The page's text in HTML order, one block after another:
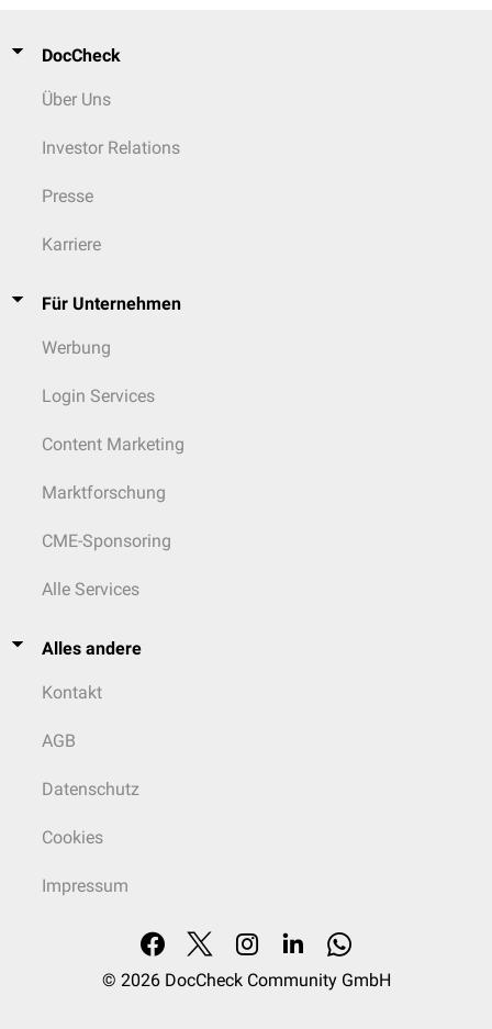
DocCheck
Über Uns
Investor Relations
Presse
Karriere
Für Unternehmen
Werbung
Login Services
Content Marketing
Marktforschung
CME-Sponsoring
Alle Services
Alles andere
Kontakt
AGB
Datenschutz
Cookies
Impressum
© 2026 DocCheck Community GmbH